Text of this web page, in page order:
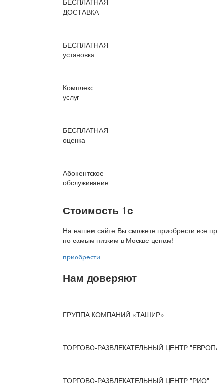
БЕСПЛАТНАЯ
ДОСТАВКА
БЕСПЛАТНАЯ
установка
Комплекс
услуг
БЕСПЛАТНАЯ
оценка
Абонентское
обслуживание
Стоимость 1с
На нашем сайте Вы сможете приобрести все
по самым низким в Москве ценам!
приобрести
Нам доверяют
ГРУППА КОМПАНИЙ «ТАШИР»
ТОРГОВО-РАЗВЛЕКАТЕЛЬНЫЙ ЦЕНТР
ТОРГОВО-РАЗВЛЕКАТЕЛЬНЫЙ ЦЕНТР "РИО"